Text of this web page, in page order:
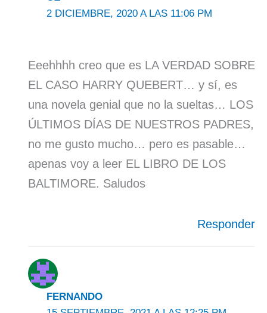
2 DICIEMBRE, 2020 A LAS 11:06 PM
Eeehhhh creo que es LA VERDAD SOBRE
EL CASO HARRY QUEBERT… y sí, es
una novela genial que no la sueltas… LOS
ÚLTIMOS DÍAS DE NUESTROS PADRES,
no me gusto mucho… pero es pasable…
apenas voy a leer EL LIBRO DE LOS
BALTIMORE. Saludos
Responder
FERNANDO